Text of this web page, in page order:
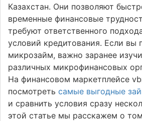
Казахстан. Они позволяют
временные финансовые
требуют ответственного
условий кредитования. Если вы
микрозайм, важно заранее
различных микрофинансовых
На финансовом маркетплейсе
посмотретьсамые выгодные
и сравнить условия сразу
этой статье мы расскажем о